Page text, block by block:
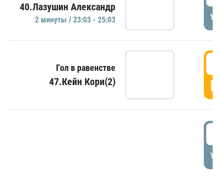
40.Лазушин Александр
2 минуты / 23:03 - 25:03
Гол в равенстве
47.Кейн Кори(2)